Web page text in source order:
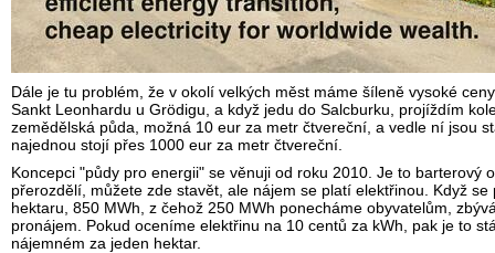
Dále je tu problém, že v okolí velkých měst máme šíleně vysoké
Sankt Leonhardu u Grödigu, a když jedu do Salcburku, projíždím
zemědělská půda, možná 10 eur za metr čtvereční, a vedle ní jsou
najednou stojí přes 1000 eur za metr čtvereční.
Koncepci "půdy pro energii" se věnuji od roku 2010. Je to barterový
přerozdělí, můžete zde stavět, ale nájem se platí elektřinou. Když se
hektaru, 850 MWh, z čehož 250 MWh ponecháme obyvatelům,
pronájem. Pokud oceníme elektřinu na 10 centů za kWh, pak je to
nájemném za jeden hektar.